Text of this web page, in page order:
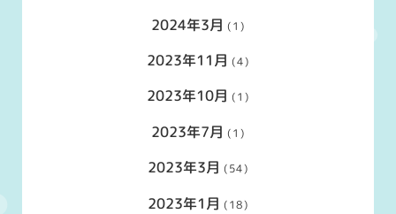
2024年3月 (1)
2023年11月 (4)
2023年10月 (1)
2023年7月 (1)
2023年3月 (54)
2023年1月 (18)